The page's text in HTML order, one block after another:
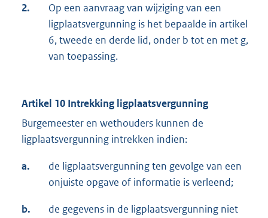
2.
Op een aanvraag van wijziging van een
ligplaatsvergunning is het bepaalde in artikel
6, tweede en derde lid, onder b tot en met g,
van toepassing.
Artikel 10 Intrekking ligplaatsvergunning
Burgemeester en wethouders kunnen de
ligplaatsvergunning intrekken indien:
a.
de ligplaatsvergunning ten gevolge van een
onjuiste opgave of informatie is verleend;
b.
de gegevens in de ligplaatsvergunning niet